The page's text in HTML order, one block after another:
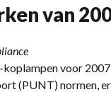
van
koplampen voor
(PUNT) normen,